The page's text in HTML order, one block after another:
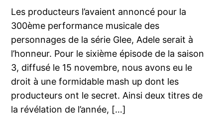
Les producteurs l’avaient annoncé pour la
300ème performance musicale des
personnages de la série Glee, Adele serait à
l’honneur. Pour le sixième épisode de la saison
3, diffusé le 15 novembre, nous avons eu le
droit à une formidable mash up dont les
producteurs ont le secret. Ainsi deux titres de
la révélation de l’année, […]